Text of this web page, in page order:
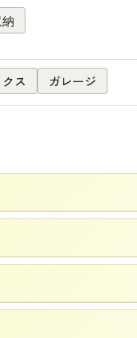
ス ガレージ